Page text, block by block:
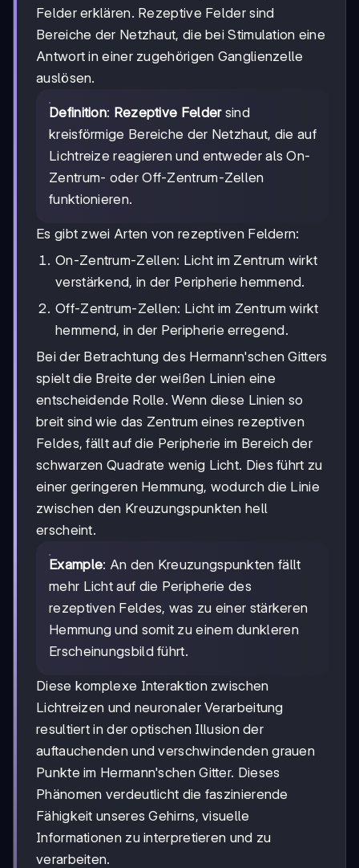
Felder erklären. Rezeptive Felder sind
Bereiche der Netzhaut, die bei Stimulation eine
Antwort in einer zugehörigen Ganglienzelle
auslösen.
Definition: Rezeptive Feldersind
kreisförmige Bereiche der Netzhaut, die auf
Lichtreize reagieren und entweder als On-
Zentrum- oder Off-Zentrum-Zellen
funktionieren.
Es gibt zwei Arten von rezeptiven Feldern:
On-Zentrum-Zellen: Licht im Zentrum wirkt
verstärkend, in der Peripherie hemmend.
Off-Zentrum-Zellen: Licht im Zentrum wirkt
hemmend, in der Peripherie erregend.
Bei der Betrachtung des Hermann'schen Gitters
spielt die Breite der weißen Linien eine
entscheidende Rolle. Wenn diese Linien so
breit sind wie das Zentrum eines rezeptiven
Feldes, fällt auf die Peripherie im Bereich der
schwarzen Quadrate wenig Licht. Dies führt zu
einer geringeren Hemmung, wodurch die Linie
zwischen den Kreuzungspunkten hell
erscheint.
Example: An den Kreuzungspunkten fällt
mehr Licht auf die Peripherie des
rezeptiven Feldes, was zu einer stärkeren
Hemmung und somit zu einem dunkleren
Erscheinungsbild führt.
Diese komplexe Interaktion zwischen
Lichtreizen und neuronaler Verarbeitung
resultiert in der optischen Illusion der
auftauchenden und verschwindenden grauen
Punkte im Hermann'schen Gitter. Dieses
Phänomen verdeutlicht die faszinierende
Fähigkeit unseres Gehirns, visuelle
Informationen zu interpretieren und zu
verarbeiten.